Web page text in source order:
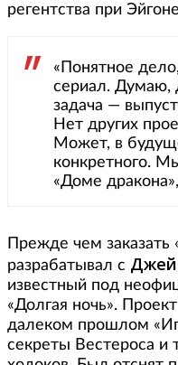
регентства при
«Понятное
сериал. Думаю,
задача —
Нет других
Может, в
конкретного.
«Доме
Прежде чем
разрабатывал с
известный под
«Долгая ночь».
далеком прошлом
секреты Вестероса и